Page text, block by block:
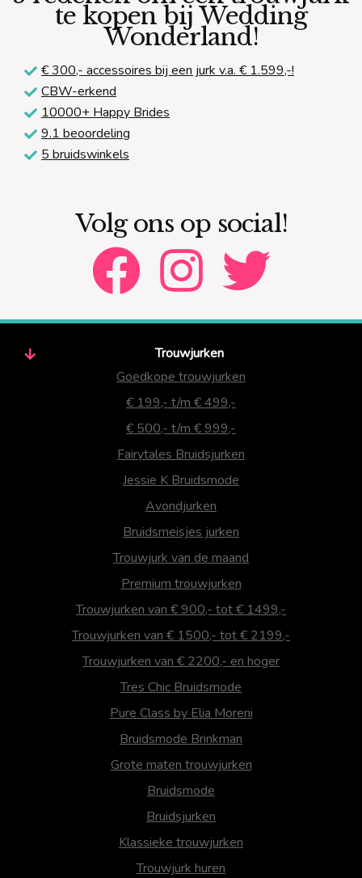
te kopen bij Wedding
Wonderland!
€ 300,- accessoires bij een jurk v.a. € 1.599,-!
CBW-erkend
10000+ Happy Brides
9.1 beoordeling
5 bruidswinkels
Volg ons op social!
Trouwjurken
Goedkope trouwjurken
€ 199,- t/m € 499,-
€ 500,- t/m € 999,-
Fairytales Bruidsjurken
Jessie K Bruidsmode
Avondjurken
Bruidsmeisjes jurken
Trouwjurk van de maand
Premium trouwjurken
Trouwjurken van € 900,- tot € 1499,-
Trouwjurken van € 1500,- tot € 2199,-
Trouwjurken van € 2200,- en hoger
Tres Chic Bruidsmode
Pure Class by Elia Moreni
Bruidsmode Brinkman
Grote maten trouwjurken
Bruidsmode
Bruidsjurken
Klassieke trouwjurken
Trouwjurk huren